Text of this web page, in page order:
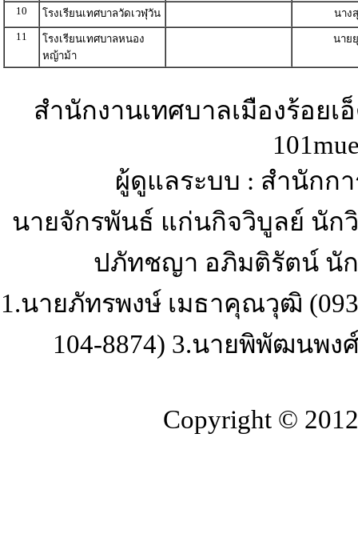
10 โรงเรียนเทศบาลวัดเวฬุวัน
นาง
11
โรงเรียนเทศบาลหนอง
หญ้าม้า
นาย
สำนักงานเทศบาลเมืองร้อยเ
ผู้ดูแลระบบ : สำนักก
นายจักรพันธ์ แก่นกิจวิบูลย์ นักวิ
ปภัทชญา อภิมติรัตน์ นัก
1.นายภัทรพงษ์ เมธาคุณวุฒิ
104-8874) 3.นายพิพัฒนพง
Copyright ©